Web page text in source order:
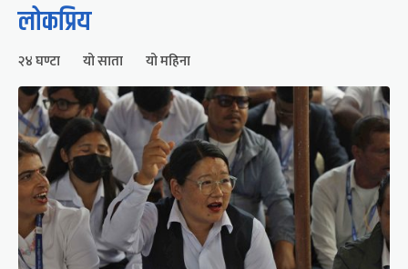
लोकप्रिय
२४ घण्टा यो साता यो महिना